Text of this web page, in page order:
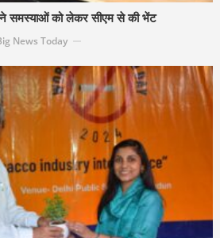
ने समस्याओं को लेकर सीएम से की भेंट
News Today